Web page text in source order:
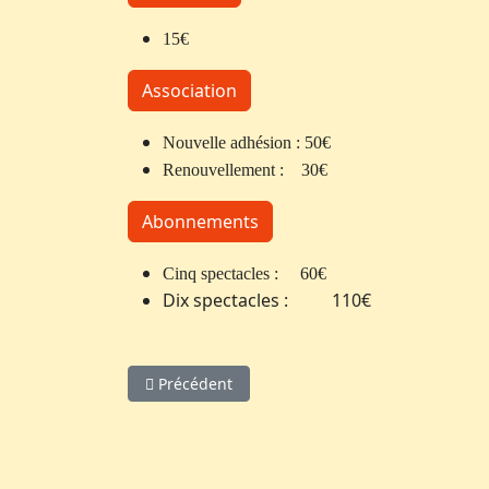
15€
Association
Nouvelle adhésion : 50€
Renouvellement : 30€
Abonnements
Cinq spectacles : 60€
Dix spectacles : 110€
Article précédent : Vacarmes ou comment
Précédent